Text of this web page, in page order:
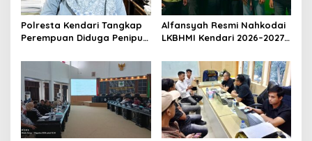
Polresta Kendari Tangkap
Perempuan Diduga Penipu
Rp588,1 Juta
Alfansyah Resmi Nahkodai
LKBHMI Kendari 2026–2027,
Hukum